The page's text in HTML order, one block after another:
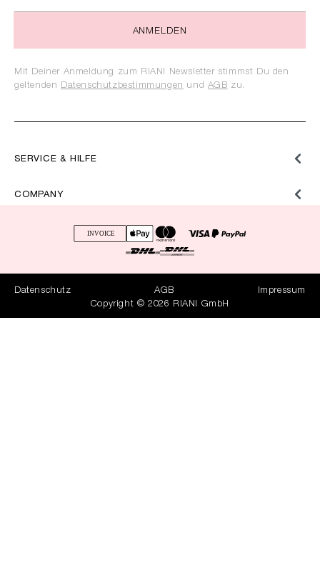
SERVICE & HILFE
COMPANY
ANMELDEN
Mit Deiner Anmeldung zum RIANI Newsletter stimmst Du den
geltenden Datenschutzbestimmungen und AGB zu.
Datenschutz AGB
Impressum
Copyright © 2026 RIANI GmbH